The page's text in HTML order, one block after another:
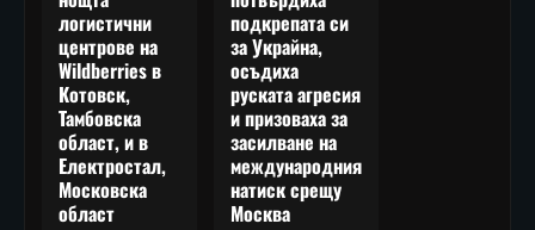
логистични
центрове на
Wildberries в
Котовск,
Тамбовска
област, и в
Електростал,
Московска
област
подкрепата си
за Украйна,
осъдиха
руската агресия
и призоваха за
засилване на
международния
натиск срещу
Москва